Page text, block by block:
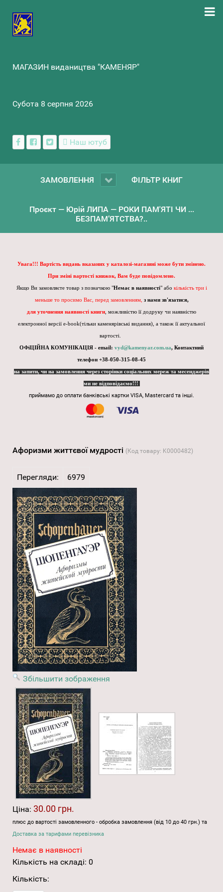
МАГАЗИН видаництва "КАМЕНЯР"
Субота 8 серпня 2026
Наш ютуб
ЗАМОВЛЕННЯ ФІЛЬТР КНИГ
Проєкт — Юрій ЛИПА — РОКИ ПАМ'ЯТІ ЧИ ...
БЕЗПАМ’ЯТСТВА?..
Увага!!! Вартість видань вказаних у каталозі-магазині може бути змінено.
При зміні вартості книжок, Вам буде повідомлено.
Якщо Ви замовляєте товар з позначкою "Немає в наявності" або кількість три і
меньше то просимо Вас, перед замовленням, з нами зв'язатися,
для уточнення наявності книги , можливістю її додруку чи наявністю
електронної версії e-book(тільки каменярівські видання), а також її актуальної
вартості.
ОФіЦІЙНА КОМУНІКАЦІЯ - email: vyd@kamenyar.com.ua, Контактний
телефон +38-050-315-08-45
на запити, чи на замовлення через сторінки соціальних мереж та месенджерів
ми не відповідаємо!!!
приймамо до оплати банківські картки VISA, Mastercard та інші.
Афоризми життєвої мудрості (Код товару: K0000482)
Перегляди: 6979
Збільшити зображення
Ціна: 30.00 грн.
плюс до вартості замовленного - обробка замовлення (від 10 до 40 грн.) та
Доставка за тарифами перевізника
Немає в наявності
Кількість на складі: 0
Кількість: